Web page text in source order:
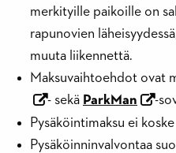
merkityille paikoille on
rapunovien
muuta liikennettä.
Maksuvaihtoehdot ovat
- sekä ParkMan
-
Pysäköintimaksu ei
Pysäköinninvalvontaa